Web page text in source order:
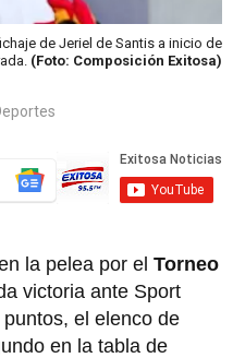
de Jeriel de Santis a inicio de
(Foto: Composición Exitosa)
la pelea por el Torneo
victoria ante Sport
el elenco de
en la tabla de